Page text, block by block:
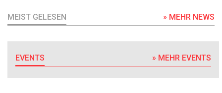
MEIST GELESEN » MEHR NEWS
EVENTS » MEHR EVENTS